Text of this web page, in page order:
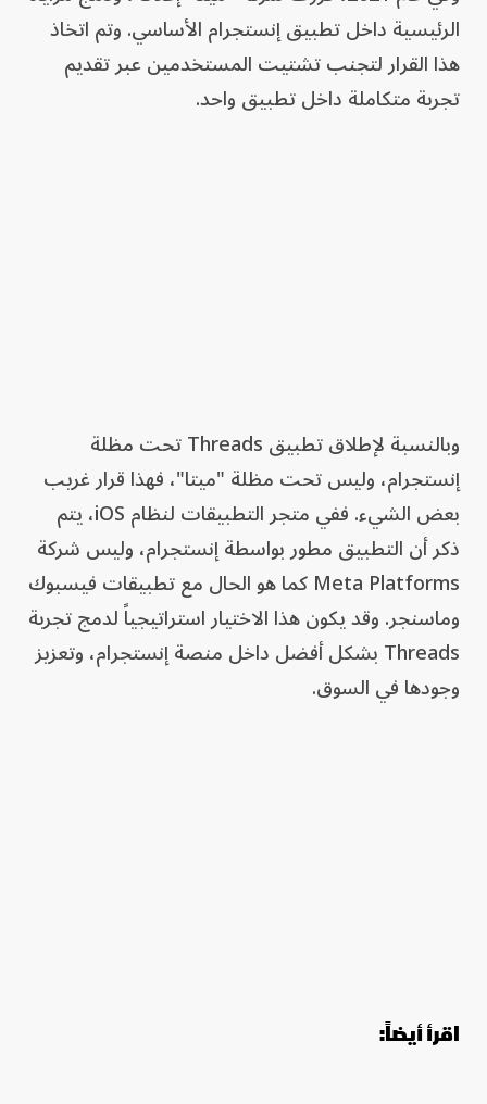
الرئيسية داخل تطبيق إنستجرام الأساسي. وتم اتخاذ
هذا القرار لتجنب تشتيت المستخدمين عبر تقديم
تجربة متكاملة داخل تطبيق واحد.
وبالنسبة لإطلاق تطبيق Threads تحت مظلة
إنستجرام، وليس تحت مظلة "ميتا"، فهذا قرار غريب
بعض الشيء. ففي متجر التطبيقات لنظام iOS، يتم
ذكر أن التطبيق مطور بواسطة إنستجرام، وليس شركة
Meta Platforms كما هو الحال مع تطبيقات فيسبوك
وماسنجر. وقد يكون هذا الاختيار استراتيجياً لدمج تجربة
Threads بشكل أفضل داخل منصة إنستجرام، وتعزيز
وجودها في السوق.
اقرأ أيضاً: